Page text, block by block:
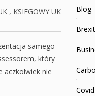
, KSIEGOWY UK
samego
który
aczkolwiek nie
Blog
Brexit